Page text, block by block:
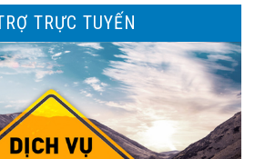
TRỰC TUYẾN